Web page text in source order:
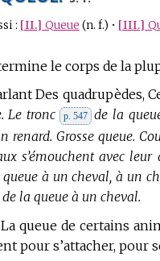
: [II.] Queue (n. f.) • [III.]
le corps de la
Des quadrupèdes,
Le tronc p. 547
de la
renard. Grosse queue.
s’émouchent avec
à un cheval, à un
la queue à un cheval.
La queue de certains
pour s’attacher, pour